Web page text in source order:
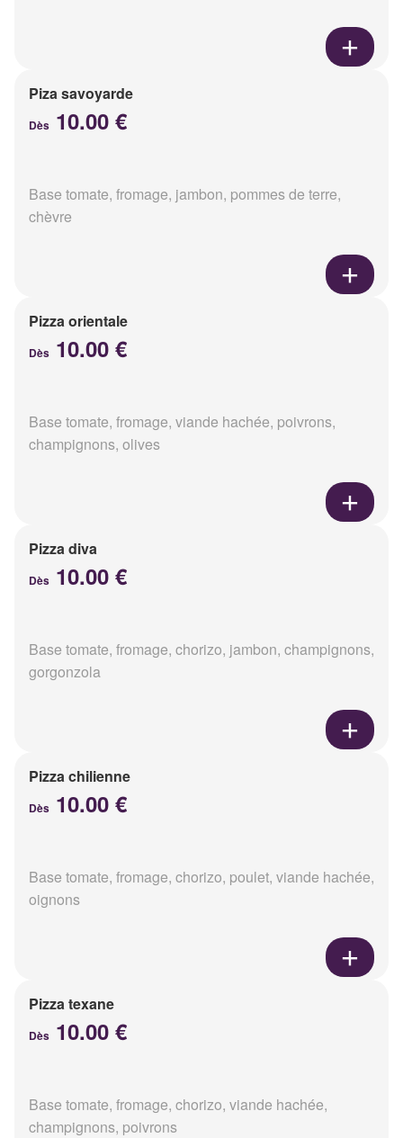
Piza savoyarde
Dès 10.00 €
Base tomate, fromage, jambon, pommes de terre,
chèvre
Pizza orientale
Dès 10.00 €
Base tomate, fromage, viande hachée, poivrons,
champignons, olives
Pizza diva
Dès 10.00 €
Base tomate, fromage, chorizo, jambon, champignons,
gorgonzola
Pizza chilienne
Dès 10.00 €
Base tomate, fromage, chorizo, poulet, viande hachée,
oignons
Pizza texane
Dès 10.00 €
Base tomate, fromage, chorizo, viande hachée,
champignons, poivrons